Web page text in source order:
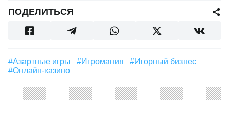
ПОДЕЛИТЬСЯ
#Азартные игры #игромания
#игорный бизнес
#онлайн-казино